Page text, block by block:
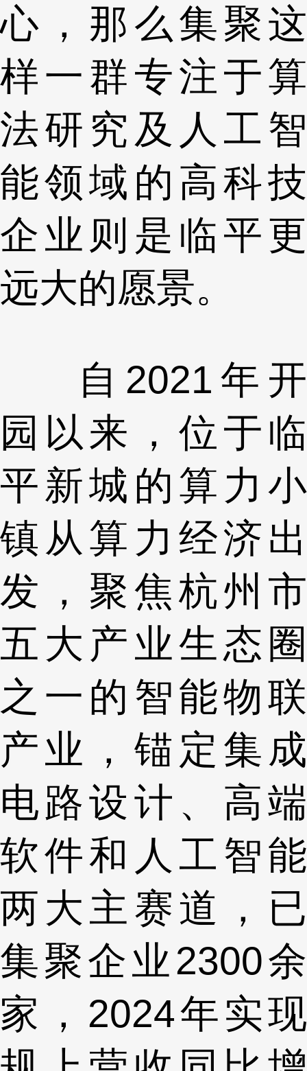
心，那么集聚这
样一群专注于算
法研究及人工智
能领域的高科技
企业则是临平更
远大的愿景。
自2021年开
园以来，位于临
平新城的算力小
镇从算力经济出
发，聚焦杭州市
五大产业生态圈
之一的智能物联
产业，锚定集成
电路设计、高端
软件和人工智能
两大主赛道，已
集聚企业2300余
家，2024年实现